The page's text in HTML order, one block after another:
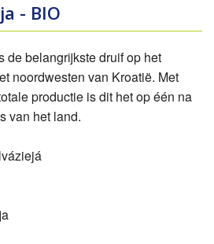
- BIO
de belangrijkste druif op het
noordwesten van Kroatië. Met
productie is dit het op één na
van het land.